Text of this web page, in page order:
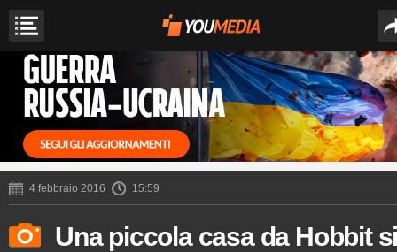
4 febbraio 2016 15:59
Una piccola casa da Hobbit